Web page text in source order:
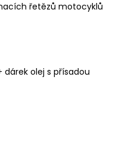
řetězů motocyklů
dárek olej s přísadou